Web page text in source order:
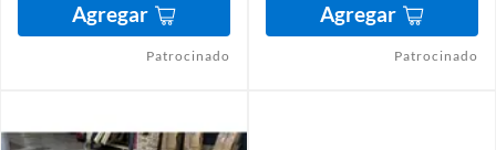
Agregar
Patrocinado
Agregar
Patrocinado